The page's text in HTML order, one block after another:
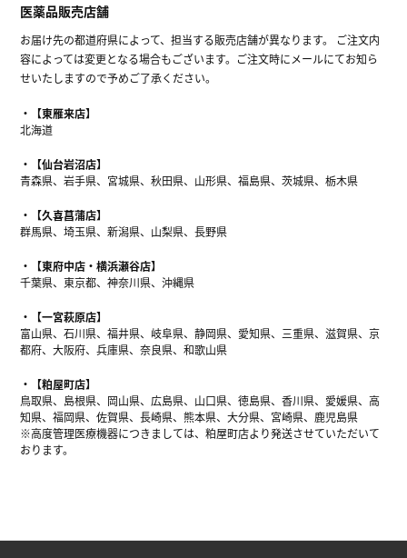
医薬品販売店舗
お届け先の都道府県によって、担当する販売店舗が異なります。 ご注文内
容によっては変更となる場合もございます。ご注文時にメールにてお知ら
せいたしますので予めご了承ください。
【東雁来店】
北海道
【仙台岩沼店】
青森県、岩手県、宮城県、秋田県、山形県、福島県、茨城県、栃木県
【久喜菖蒲店】
群馬県、埼玉県、新潟県、山梨県、長野県
【東府中店・横浜瀬谷店】
千葉県、東京都、神奈川県、沖縄県
【一宮萩原店】
富山県、石川県、福井県、岐阜県、静岡県、愛知県、三重県、滋賀県、京
都府、大阪府、兵庫県、奈良県、和歌山県
【粕屋町店】
鳥取県、島根県、岡山県、広島県、山口県、徳島県、香川県、愛媛県、高
知県、福岡県、佐賀県、長崎県、熊本県、大分県、宮崎県、鹿児島県
※高度管理医療機器につきましては、粕屋町店より発送させていただいて
おります。